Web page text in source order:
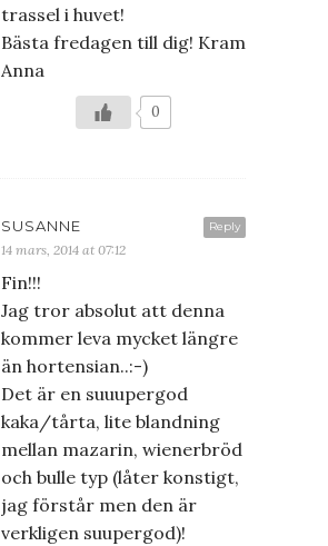
trassel i huvet!
Bästa fredagen till dig! Kram
Anna
0
Reply
SUSANNE
14 mars, 2014 at 07:12
Fin!!!
Jag tror absolut att denna
kommer leva mycket längre
än hortensian..:-)
Det är en suuupergod
kaka/tårta, lite blandning
mellan mazarin, wienerbröd
och bulle typ (låter konstigt,
jag förstår men den är
verkligen suupergod)!